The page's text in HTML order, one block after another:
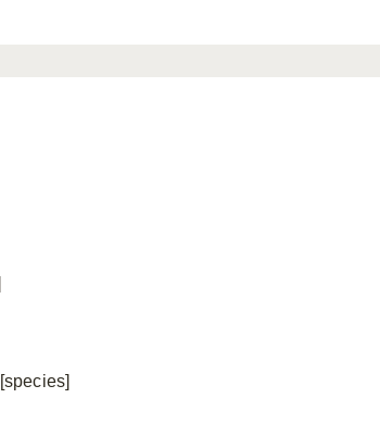
[species]